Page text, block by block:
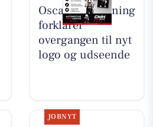
Oscar Biludlejning
forklarer
overgangen til nyt
logo og udseende
JOBNYT